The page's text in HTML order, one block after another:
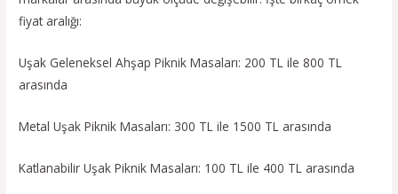
fiyat aralığı:
Uşak Geleneksel Ahşap Piknik Masaları: 200 TL ile 800 TL
arasında
Metal Uşak Piknik Masaları: 300 TL ile 1500 TL arasında
Katlanabilir Uşak Piknik Masaları: 100 TL ile 400 TL arasında